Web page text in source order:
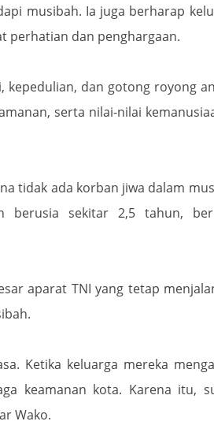
musibah. Ia juga berharap
perhatian dan penghargaan.
kepedulian, dan gotong royong
serta nilai-nilai
tidak ada korban jiwa dalam
berusia sekitar 2,5 tahun,
aparat TNI yang tetap
Ketika keluarga mereka
keamanan kota. Karena itu,
Wako.